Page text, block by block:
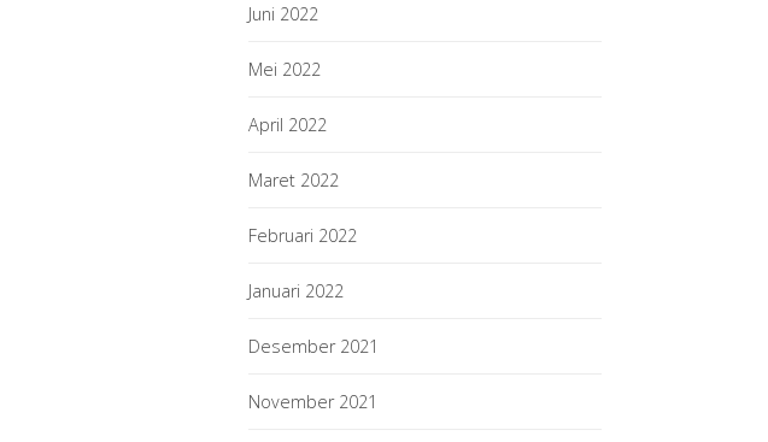
Juni 2022
Mei 2022
April 2022
Maret 2022
Februari 2022
Januari 2022
Desember 2021
November 2021